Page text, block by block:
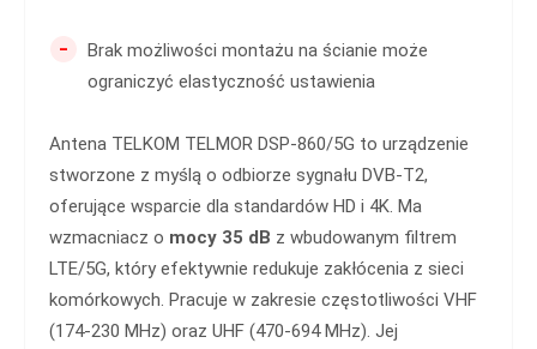
-
Brak możliwości montażu na ścianie może
ograniczyć elastyczność ustawienia
Antena TELKOM TELMOR DSP-860/5G to urządzenie
stworzone z myślą o odbiorze sygnału DVB-T2,
oferujące wsparcie dla standardów HD i 4K. Ma
wzmacniacz o mocy 35 dB z wbudowanym filtrem
LTE/5G, który efektywnie redukuje zakłócenia z sieci
komórkowych. Pracuje w zakresie częstotliwości VHF
(174-230 MHz) oraz UHF (470-694 MHz). Jej